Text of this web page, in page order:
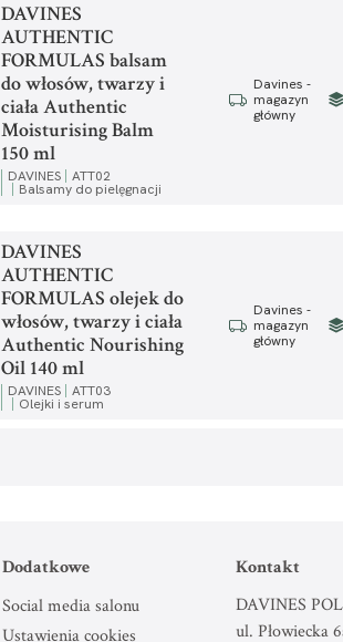
DAVINES
AUTHENTIC
FORMULAS balsam
do włosów, twarzy i
ciała Authentic
Moisturising Balm
150 ml
DAVINES ATT02
Balsamy do pielęgnacji
Davines -
magazyn
główny
DAVINES
AUTHENTIC
FORMULAS olejek do
włosów, twarzy i ciała
Authentic Nourishing
Oil 140 ml
DAVINES ATT03
Olejki i serum
Davines -
magazyn
główny
Dodatkowe
Social media salonu
Ustawienia cookies
Kontakt
DAVINES
ul. Płowiecka